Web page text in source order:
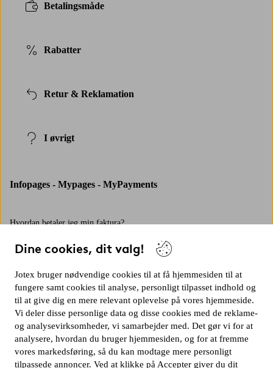
Dine cookies, dit valg!
Jotex bruger nødvendige cookies til at få hjemmesiden til at
fungere samt cookies til analyse, personligt tilpasset indhold og
til at give dig en mere relevant oplevelse på vores hjemmeside.
Vi deler disse personlige data og disse cookies med de reklame-
og analysevirksomheder, vi samarbejder med. Det gør vi for at
analysere, hvordan du bruger hjemmesiden, og for at fremme
vores markedsføring, så du kan modtage mere personligt
tilpassede annoncer. Ved at klikke på Accepter giver du dit
Betalingsmåde
Rabatter
Retur & Reklamation
I øvrigt
Infopages - Mypages - MyPayments
Hvordan betaler jeg min faktura?
Hvad er Elpy?
Hvornår får jeg min faktura?